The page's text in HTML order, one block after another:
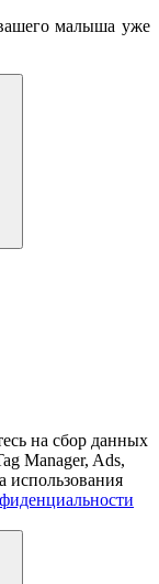
малыша уже
на сбор данных
Manager, Ads,
использования